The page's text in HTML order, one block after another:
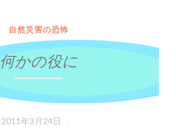
自然災害の恐怖
何かの役に
2011年3月24日